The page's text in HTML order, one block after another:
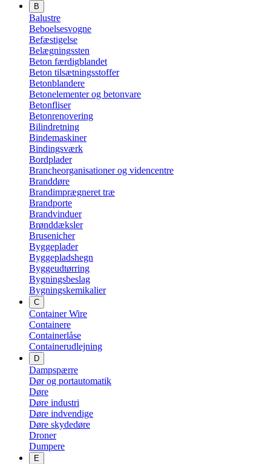
B
Balustre
Beboelsesvogne
Befæstigelse
Belægningssten
Beton færdigblandet
Beton tilsætningsstoffer
Betonblandere
Betonelementer og betonvare
Betonfliser
Betonrenovering
Bilindretning
Bindemaskiner
Bindingsværk
Bordplader
Brancheorganisationer og videncentre
Branddøre
Brandimprægneret træ
Brandporte
Brandvinduer
Brønddæksler
Brusenicher
Byggeplader
Byggepladshegn
Byggeudtørring
Bygningsbeslag
Bygningskemikalier
C
Container Wire
Containere
Containerlåse
Containerudlejning
D
Dampspærre
Dør og portautomatik
Døre
Døre industri
Døre indvendige
Døre skydedøre
Droner
Dumpere
E